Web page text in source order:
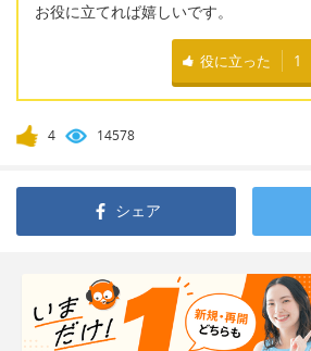
お役に立てれば嬉しいです。
役に立った 1
4 14578
シェア